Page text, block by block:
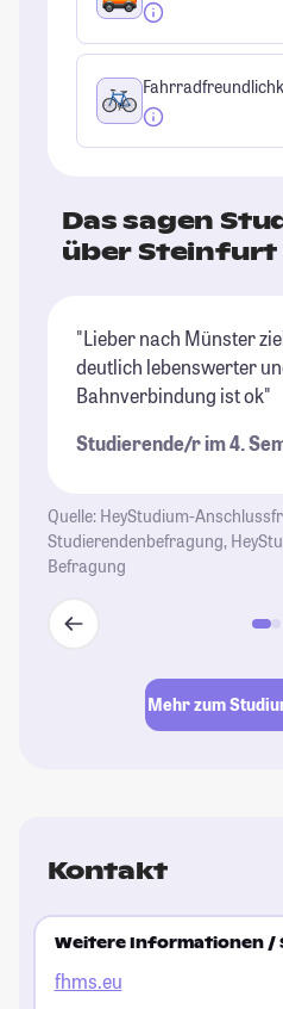
Das sagen
über Steinfurt
"Lieber nach Münster
deutlich lebenswerter
Bahnverbindung ist ok"
Studierende/r im 4.
Quelle: HeyStudium-
Studierendenbefragung,
Befragung
Mehr zum
Kontakt
Weitere Informationen /
fhms.eu